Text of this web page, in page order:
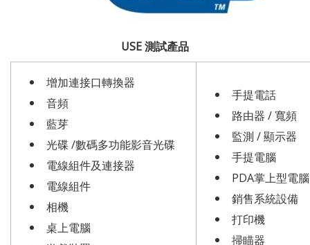
USE 測試產品
增加連接口轉換器
音頻
藍芽
光碟 /數碼多功能影音光碟
電線組件及連接器
電線組件
相機
桌上電腦
手提電話
路由器 / 寬頻
監測 / 顯示器
手提電腦
PDA掌上型電腦
銷售系統設備
打印機
掃瞄器